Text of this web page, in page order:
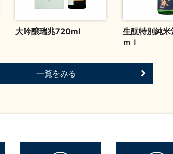
大吟醸瑞兆720ml
生酛特別純
ｍｌ
一覧をみる